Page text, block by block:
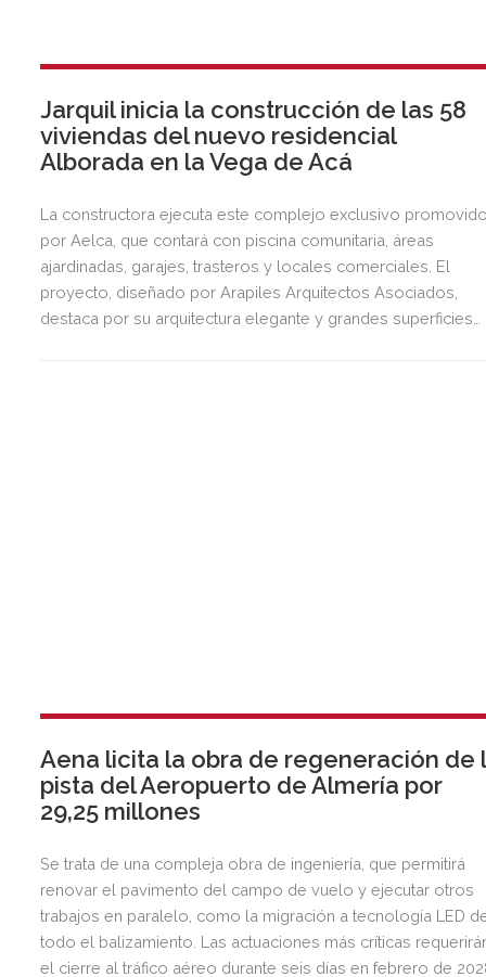
Jarquil inicia la construcción de las 58
viviendas del nuevo residencial
Alborada en la Vega de Acá
La constructora ejecuta este complejo exclusivo
por Aelca, que contará con piscina comunitaria, áreas
ajardinadas, garajes, trasteros y locales comerciales. El
proyecto, diseñado por Arapiles Arquitectos Asociados,
destaca por su arquitectura elegante y grandes superficies
Aena licita la obra de regeneración de
pista del Aeropuerto de Almería por
29,25 millones
Se trata de una compleja obra de ingeniería, que permitirá
renovar el pavimento del campo de vuelo y ejecutar otros
trabajos en paralelo, como la migración a tecnología LED
todo el balizamiento. Las actuaciones más críticas
el cierre al tráfico aéreo durante seis días en febrero de